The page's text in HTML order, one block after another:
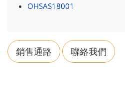
OHSAS18001
銷售通路 聯絡我們